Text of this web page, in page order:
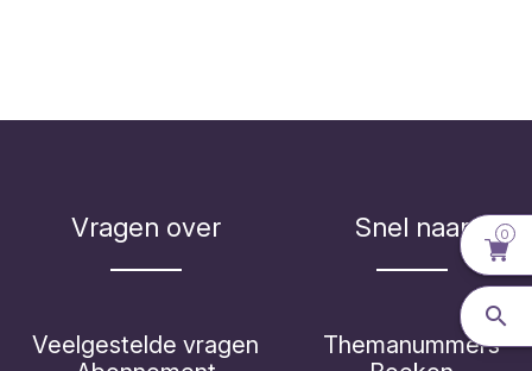
Vragen over
Veelgestelde vragen
Snel naar
Themanummers
0